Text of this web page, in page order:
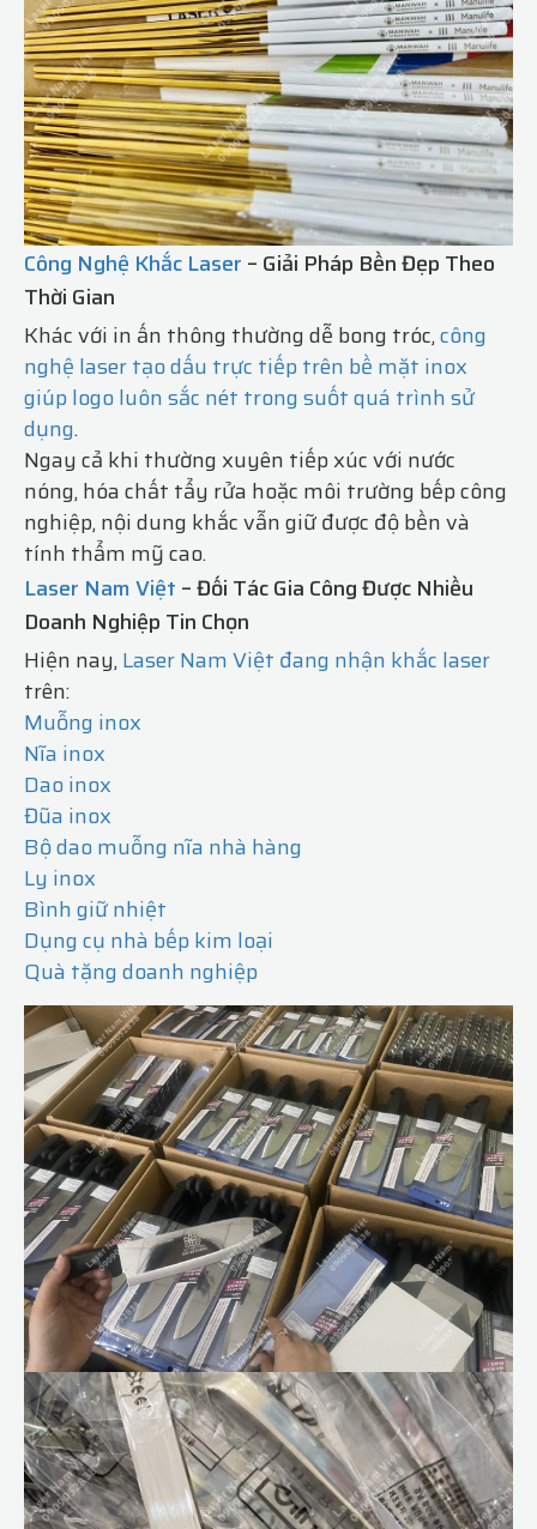
Công Nghệ Khắc Laser – Giải Pháp Bền Đẹp Theo
Thời Gian
Khác với in ấn thông thường dễ bong tróc,công
nghệ laser tạo dấu trực tiếp trên bề mặt inox
giúp logo luôn sắc nét trong suốt quá trình sử
dụng.
Ngay cả khi thường xuyên tiếp xúc với nước
nóng, hóa chất tẩy rửa hoặc môi trường bếp công
nghiệp, nội dung khắc vẫn giữ được độ bền và
tính thẩm mỹ cao.
Laser Nam Việt – Đối Tác Gia Công Được Nhiều
Doanh Nghiệp Tin Chọn
Hiện nay,Laser Nam Việt đang nhận khắc laser
trên:
Muỗng inox
Nĩa inox
Dao inox
Đũa inox
Bộ dao muỗng nĩa nhà hàng
Ly inox
Bình giữ nhiệt
Dụng cụ nhà bếp kim loại
Quà tặng doanh nghiệp